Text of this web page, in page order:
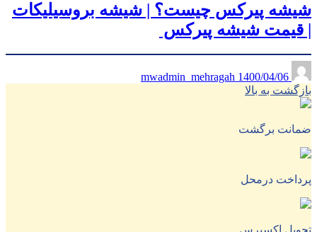
شیشه پیرکس چیست؟ | شیشه بروسیلیکات
| قیمت شیشه پیرکس
1400/04/06
بازگشت به بالا
ضمانت برگشت
پرداخت درمحل